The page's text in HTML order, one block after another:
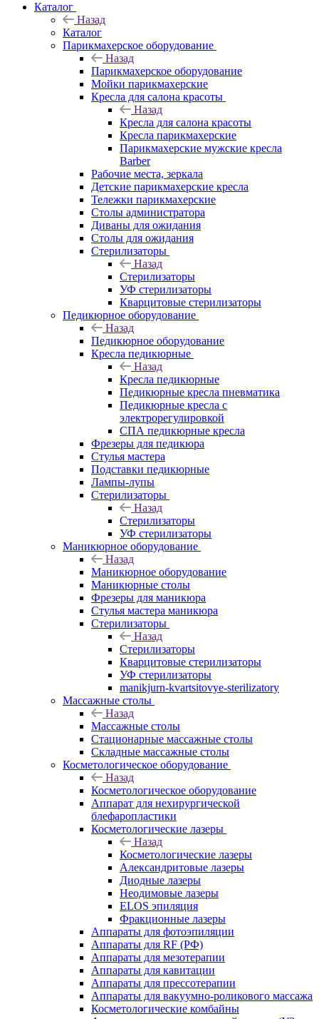
Каталог
Назад
Каталог
Парикмахерское оборудование
Назад
Парикмахерское оборудование
Мойки парикмахерские
Кресла для салона красоты
Назад
Кресла для салона красоты
Кресла парикмахерские
Парикмахерские мужские кресла
Barber
Рабочие места, зеркала
Детские парикмахерские кресла
Тележки парикмахерские
Столы администратора
Диваны для ожидания
Столы для ожидания
Стерилизаторы
Назад
Стерилизаторы
УФ стерилизаторы
Кварцитовые стерилизаторы
Педикюрное оборудование
Назад
Педикюрное оборудование
Кресла педикюрные
Назад
Кресла педикюрные
Педикюрные кресла пневматика
Педикюрные кресла с
электрорегулировкой
СПА педикюрные кресла
Фрезеры для педикюра
Стулья мастера
Подставки педикюрные
Лампы-лупы
Стерилизаторы
Назад
Стерилизаторы
УФ стерилизаторы
Маникюрное оборудование
Назад
Маникюрное оборудование
Маникюрные столы
Фрезеры для маникюра
Стулья мастера маникюра
Стерилизаторы
Назад
Стерилизаторы
Кварцитовые стерилизаторы
УФ стерилизаторы
manikjurn-kvartsitovye-sterilizatory
Массажные столы
Назад
Массажные столы
Стационарные массажные столы
Складные массажные столы
Косметологическое оборудование
Назад
Косметологическое оборудование
Аппарат для нехирургической
блефаропластики
Косметологические лазеры
Назад
Косметологические лазеры
Александритовые лазеры
Диодные лазеры
Неодимовые лазеры
ELOS эпиляция
Фракционные лазеры
Аппараты для фотоэпиляции
Аппараты для RF (РФ)
Аппараты для мезотерапии
Аппараты для кавитации
Аппараты для прессотерапии
Аппараты для вакуумно-роликового массажа
Косметологические комбайны